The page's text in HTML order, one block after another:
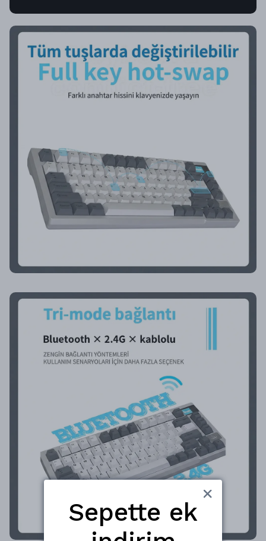
Sepette ek